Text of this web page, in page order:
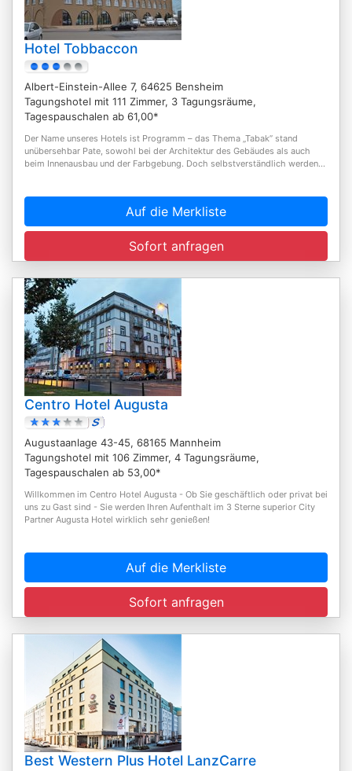
Hotel Tobbaccon
Albert-Einstein-Allee 7, 64625 Bensheim
Tagungshotel mit 111 Zimmer, 3 Tagungsräume,
Tagespauschalen ab 61,00*
Der Name unseres Hotels ist Programm – das Thema „Tabak” stand
unübersehbar Pate, sowohl bei der Architektur des Gebäudes als auch
beim Innenausbau und der Farbgebung. Doch selbstverständlich werden...
Auf die Merkliste
Sofort anfragen
Centro Hotel Augusta
Augustaanlage 43-45, 68165 Mannheim
Tagungshotel mit 106 Zimmer, 4 Tagungsräume,
Tagespauschalen ab 53,00*
Willkommen im Centro Hotel Augusta - Ob Sie geschäftlich oder privat bei
uns zu Gast sind - Sie werden Ihren Aufenthalt im 3 Sterne superior City
Partner Augusta Hotel wirklich sehr genießen!
Auf die Merkliste
Sofort anfragen
Best Western Plus Hotel LanzCarre